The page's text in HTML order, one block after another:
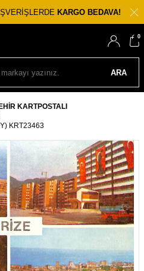
KARGO BEDAVA!
ARA
0
KARTPOSTALI
KRT23463